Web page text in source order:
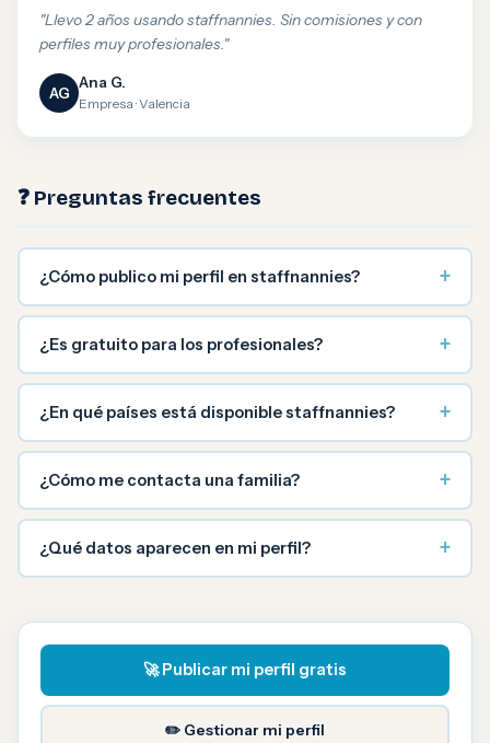
"Llevo 2 años usando staffnannies. Sin comisiones y con
perfiles muy profesionales."
AG
Ana G.
Empresa · Valencia
❓ Preguntas frecuentes
¿Cómo publico mi perfil en staffnannies? +
¿Es gratuito para los profesionales? +
¿En qué países está disponible staffnannies? +
¿Cómo me contacta una familia? +
¿Qué datos aparecen en mi perfil? +
🚀 Publicar mi perfil gratis
✏️ Gestionar mi perfil